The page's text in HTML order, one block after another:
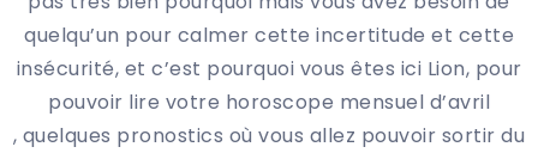
quelqu’un pour calmer cette incertitude et cette
insécurité, et c’est pourquoi vous êtes ici Lion, pour
pouvoir lire votre horoscope mensuel d’avril
, quelques pronostics où vous allez pouvoir sortir du